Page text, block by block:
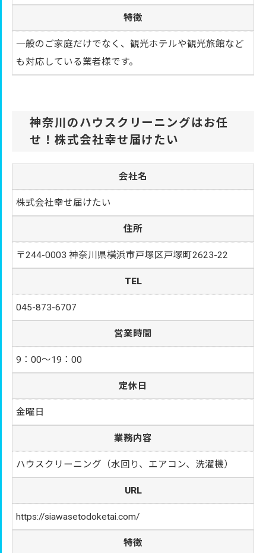
特徴
一般のご家庭だけでなく、観光ホテルや観光旅館など
も対応している業者様です。
神奈川のハウスクリーニングはお任
せ！株式会社幸せ届けたい
会社名
株式会社幸せ届けたい
住所
〒244-0003 神奈川県横浜市戸塚区戸塚町2623-22
TEL
045-873-6707
営業時間
9：00～19：00
定休日
金曜日
業務内容
ハウスクリーニング（水回り、エアコン、洗濯機）
URL
https://siawasetodoketai.com/
特徴